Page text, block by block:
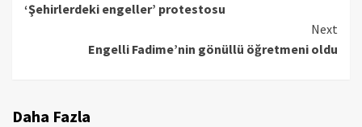
Reading
‘Şehirlerdeki engeller’ protestosu
Next
Engelli Fadime’nin gönüllü öğretmeni oldu
Daha Fazla